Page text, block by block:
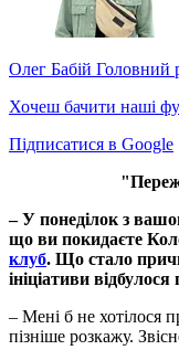
Олег Бабій Головний
Хочеш бачити наші
Підписатися в Google
– У понеділок з
що ви покидаєте
клуб. Що стало
ініціативи
– Мені б не хотілося
пізніше розкажу.